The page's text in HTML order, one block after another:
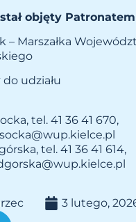
objęty
– Marszałka
udziału
tel. 41 36 41 670,
tel. 41 36 41 614,
3 lutego,